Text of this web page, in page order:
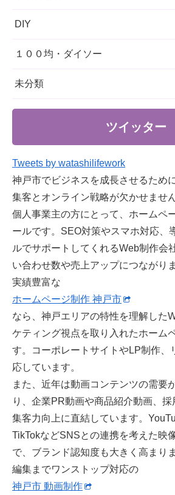
DIY
１００均・ダイソー
未分類
ツイッター
Tweets by watashilifework
神戸市でビジネスを成長させるため
集客とオンライン戦略が欠かせませ
個人事業主の方にとって、ホームペ
ールです。SEO対策やスマホ対応、
ルでサポートしてくれるWeb制作会
い合わせ数や売上アップにつながり
実績豊富な
ホームページ制作 神戸市
なら、神戸エリアの特性を理解した
ケティング視点を取り入れたホーム
す。コーポレートサイトやLP制作、
応しています。
また、近年は動画コンテンツの需要
り、企業PR動画や商品紹介動画、
集客力向上に直結しています。
TikTokなどSNSとの連携を考えた映
で、ブランド認知度も大きく高まり
編集までワンストップ対応の
神戸市 動画制作